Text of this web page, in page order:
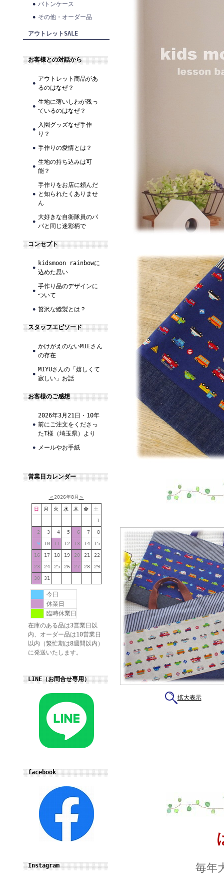
バトンケース
その他・オーダー品
アウトレットSALE
お客様との対話から
アウトレット商品があ
るのはなぜ？
生地に薄いしわが残っ
ているのはなぜ？
入園グッズなぜ手作
り？
手作りの愛情とは？
生地の持ち込みは可
能？
手作りをお店に頼んだ
と知られたくありませ
ん
大好きな自衛隊員のパ
パと同じ迷彩柄で
コンセプト
kidsmoon rainbowに
込めた思い
手作り品のデザインに
ついて
贅沢な縫製とは？
スタッフエピソード
かけがえのないMIEさん
の存在
MIYUさんの「嬉しくて
寂しい」お話
お客様のご感想
2026年3月21日・10年
前にご注文をくださっ
たT様（埼玉県）より
メールやお手紙
営業日カレンダー
＜2026年8月 ＞
日 月 火 水 木 金 土
1
2 3 4 5 6 7 8
9 10 11 12 13 14 15
16 17 18 19 20 21 22
23 24 25 26 27 28 29
30 31
今日
休業日
臨時休業日
在庫のある品は3営業日以
内、オーダー品は10営業日
以内（繁忙期は8週間以内）
に発送いたします。
LINE（お問合せ専用）
facebook
Instagram
拡大表示
毎年